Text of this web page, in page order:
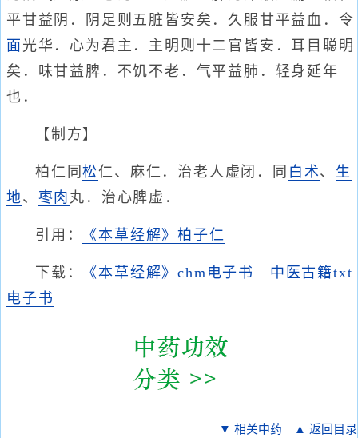
平甘益阴．阴足则五脏皆安矣．久服甘平益血．令
面 光华．心为君主．主明则十二官皆安．耳目聪明
矣．味甘益脾．不饥不老．气平益肺．轻身延年
也．
【制方】
柏仁同松仁、麻仁．治老人虚闭．同 白术、 生
地、 枣 肉 丸．治心脾虚．
引用： 《本草经解》柏子仁
下载： 《本草经解》chm电子书
中医古籍txt
电子书
▼ 相关中药 ▲ 返回目录